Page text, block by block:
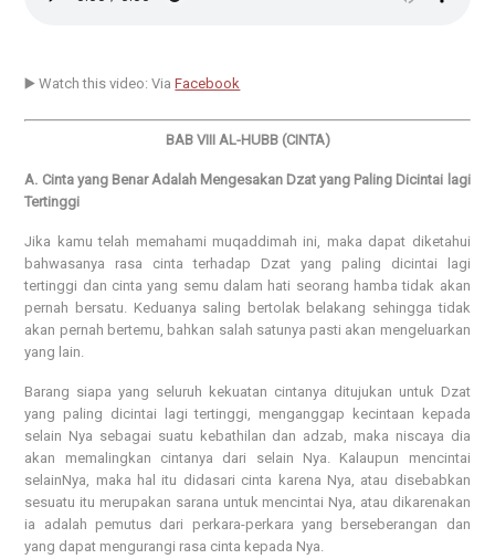
▶️ Watch this video: ViaFacebook
BAB VIII AL-HUBB (CINTA)
A. Cinta yang Benar Adalah Mengesakan Dzat yang Paling Dicintai lagi
Tertinggi
Jika kamu telah memahami muqaddimah ini, maka dapat diketahui
bahwasanya rasa cinta terhadap Dzat yang paling dicintai lagi
tertinggi dan cinta yang semu dalam hati seorang hamba tidak akan
pernah bersatu. Keduanya saling bertolak belakang sehingga tidak
akan pernah bertemu, bahkan salah satunya pasti akan mengeluarkan
yang lain.
Barang siapa yang seluruh kekuatan cintanya ditujukan untuk Dzat
yang paling dicintai lagi tertinggi, menganggap kecintaan kepada
selain Nya sebagai suatu kebathilan dan adzab, maka niscaya dia
akan memalingkan cintanya dari selain Nya. Kalaupun mencintai
selainNya, maka hal itu didasari cinta karena Nya, atau disebabkan
sesuatu itu merupakan sarana untuk mencintai Nya, atau dikarenakan
ia adalah pemutus dari perkara-perkara yang berseberangan dan
yang dapat mengurangi rasa cinta kepada Nya.